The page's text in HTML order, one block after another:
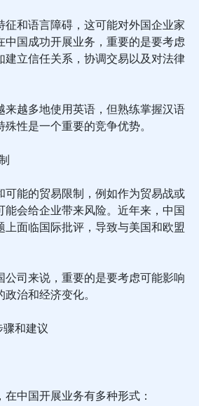
征和语言障碍，这可能对外国企业家
中国成功开展业务，重要的是要考虑
建立信任关系，协调交易以及对法律
来越多地使用英语，但熟练掌握汉语
性是一个重要的竞争优势。
可能的贸易限制，例如作为贸易战或
能会给企业带来风险。近年来，中国
面临国际批评，导致与美国和欧盟
公司来说，重要的是要考虑可能影响
治和经济变化。
和建议
中国开展业务有多种形式：